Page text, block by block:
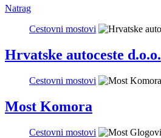
Natrag
Cestovni mostovi
Hrvatske autoceste d.o.o.
Cestovni mostovi
Most Komora
Cestovni mostovi